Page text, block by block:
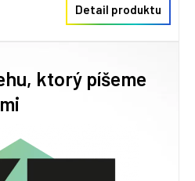
Detail produktu
ktorý píšeme